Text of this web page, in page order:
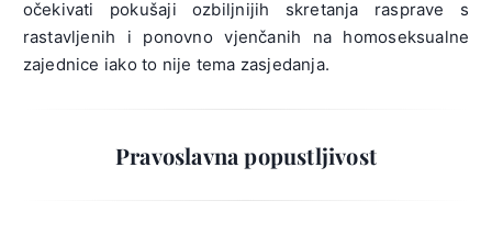
očekivati pokušaji ozbiljnijih skretanja rasprave s
rastavljenih i ponovno vjenčanih na homoseksualne
zajednice iako to nije tema zasjedanja.
Pravoslavna popustljivost